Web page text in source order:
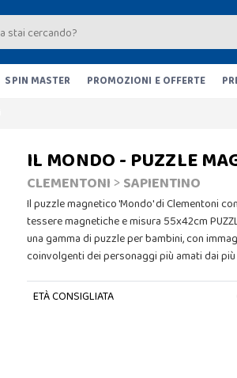
SPIN MASTER PROMOZIONI E OFFERTE
IL MONDO - PUZZLE
CLEMENTONI> SAPIENTINO
Il puzzle magnetico 'Mondo' di Clementoni
tessere magnetiche e misura 55x42cm
una gamma di puzzle per bambini, con
coinvolgenti dei personaggi più amati dai
ETÀ CONSIGLIATA